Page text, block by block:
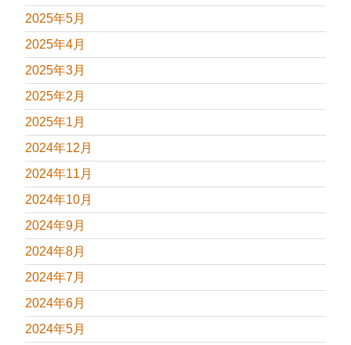
2025年5月
2025年4月
2025年3月
2025年2月
2025年1月
2024年12月
2024年11月
2024年10月
2024年9月
2024年8月
2024年7月
2024年6月
2024年5月